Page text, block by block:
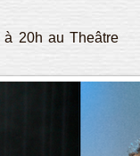
à 20h au Theâtre